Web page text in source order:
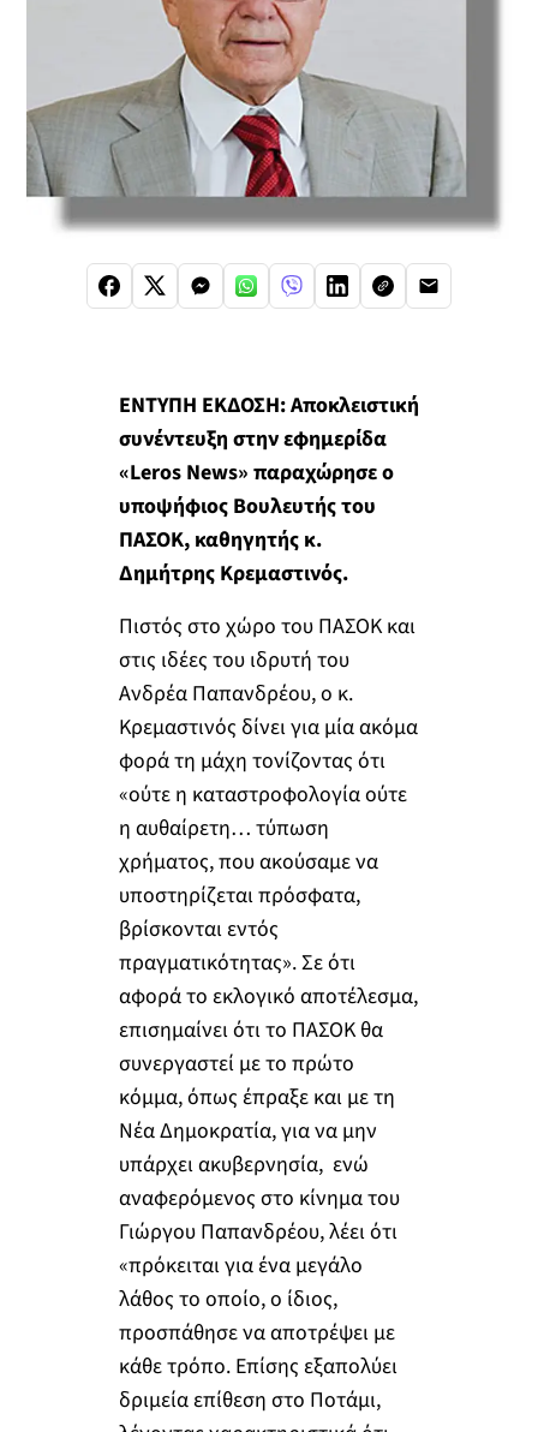
ΕΝΤΥΠΗ ΕΚΔΟΣΗ: Αποκλειστική
συνέντευξη στην εφημερίδα
«Leros News» παραχώρησε ο
υποψήφιος Βουλευτής του
ΠΑΣΟΚ, καθηγητής κ.
Δημήτρης Κρεμαστινός.
Πιστός στο χώρο του ΠΑΣΟΚ και
στις ιδέες του ιδρυτή του
Ανδρέα Παπανδρέου, ο κ.
Κρεμαστινός δίνει για μία ακόμα
φορά τη μάχη τονίζοντας ότι
«ούτε η καταστροφολογία ούτε
η αυθαίρετη… τύπωση
χρήματος, που ακούσαμε να
υποστηρίζεται πρόσφατα,
βρίσκονται εντός
πραγματικότητας». Σε ότι
αφορά το εκλογικό αποτέλεσμα,
επισημαίνει ότι το ΠΑΣΟΚ θα
συνεργαστεί με το πρώτο
κόμμα, όπως έπραξε και με τη
Νέα Δημοκρατία, για να μην
υπάρχει ακυβερνησία, ενώ
αναφερόμενος στο κίνημα του
Γιώργου Παπανδρέου, λέει ότι
«πρόκειται για ένα μεγάλο
λάθος το οποίο, ο ίδιος,
προσπάθησε να αποτρέψει με
κάθε τρόπο. Επίσης εξαπολύει
δριμεία επίθεση στο Ποτάμι,